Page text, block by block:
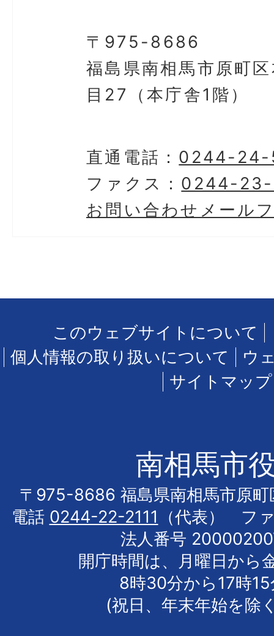
〒975-8686
福島県南相馬市原町
目27（本庁舎1階）
直通電話： 0244-24-
ファクス： 0244-
お問い合わせメール
このウェブサイトについて
個人情報の取り扱いについて
ウ
サイトマップ
南相馬市
〒975-8686 福島県南相馬市原町
電話 0244-22-2111
（代表） フ
法人番号
開庁時間は、月曜日から
8時30分から17時
(祝日、年末年始を除